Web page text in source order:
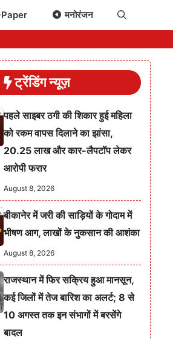
मनोरंजन
ट्रेंडिंग न्यूज़
पहले साइबर ठगी की शिकार हुई महिला
को रकम वापस दिलाने का झांसा,
20.25 लाख और कार-लैपटॉप लेकर
आरोपी फरार
August 8, 2026
बीकानेर में जरी की साड़ियों के गोदाम में
भीषण आग, लाखों के नुकसान की आशंका
August 8, 2026
राजस्थान में फिर सक्रिय हुआ मानसून,
कई जिलों में तेज बारिश का अलर्ट; 8 से
10 अगस्त तक इन संभागों में बरसेंगे
बादल